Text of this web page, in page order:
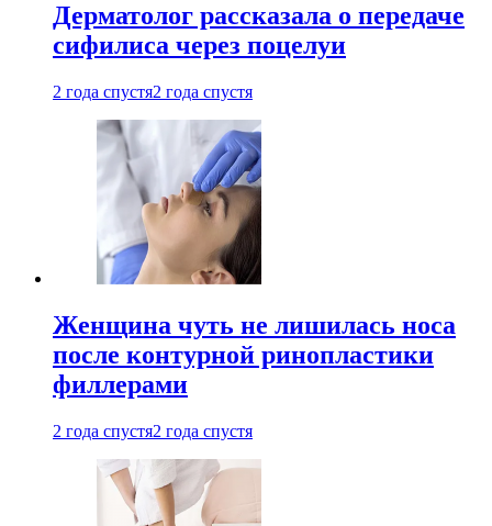
Дерматолог рассказала о передаче
сифилиса через поцелуи
2 года спустя2 года спустя
Женщина чуть не лишилась носа
после контурной ринопластики
филлерами
2 года спустя2 года спустя